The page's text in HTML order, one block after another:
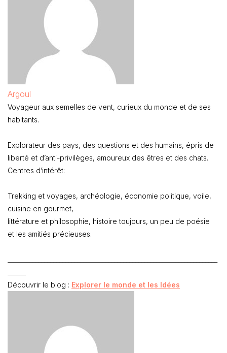
Argoul
Voyageur aux semelles de vent, curieux du monde et de ses
habitants.
Explorateur des pays, des questions et des humains, épris de
liberté et d’anti-privilèges, amoureux des êtres et des chats.
Centres d’intérêt:
Trekking et voyages, archéologie, économie politique, voile,
cuisine en gourmet,
littérature et philosophie, histoire toujours, un peu de poésie
et les amitiés précieuses.
Découvrir le blog : Explorer le monde et les Idées